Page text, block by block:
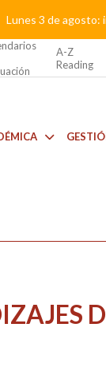
Lunes 3 de agosto:
A-Z
Reading